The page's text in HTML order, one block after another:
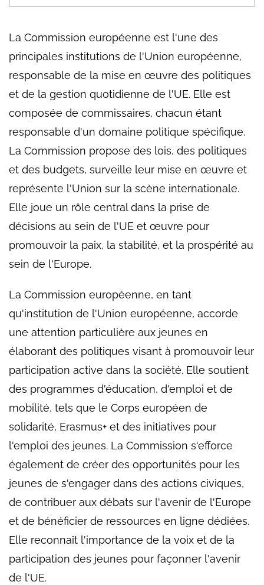
La Commission européenne est l'une des
principales institutions de l'Union européenne,
responsable de la mise en œuvre des politiques
et de la gestion quotidienne de l'UE. Elle est
composée de commissaires, chacun étant
responsable d'un domaine politique spécifique.
La Commission propose des lois, des politiques
et des budgets, surveille leur mise en œuvre et
représente l'Union sur la scène internationale.
Elle joue un rôle central dans la prise de
décisions au sein de l'UE et œuvre pour
promouvoir la paix, la stabilité, et la prospérité au
sein de l'Europe.
La Commission européenne, en tant
qu'institution de l'Union européenne, accorde
une attention particulière aux jeunes en
élaborant des politiques visant à promouvoir leur
participation active dans la société. Elle soutient
des programmes d'éducation, d'emploi et de
mobilité, tels que le Corps européen de
solidarité, Erasmus+ et des initiatives pour
l'emploi des jeunes. La Commission s'efforce
également de créer des opportunités pour les
jeunes de s'engager dans des actions civiques,
de contribuer aux débats sur l'avenir de l'Europe
et de bénéficier de ressources en ligne dédiées.
Elle reconnaît l'importance de la voix et de la
participation des jeunes pour façonner l'avenir
de l'UE.